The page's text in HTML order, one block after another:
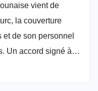
vient de
la couverture
de son personnel
Un accord signé à…